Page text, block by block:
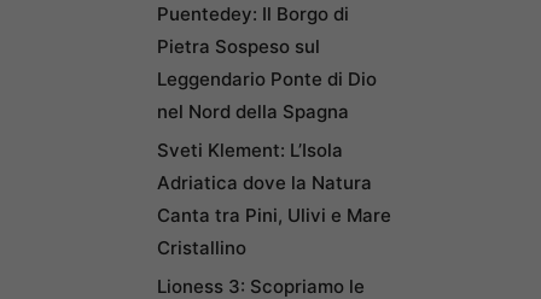
Puentedey: Il Borgo di
Pietra Sospeso sul
Leggendario Ponte di Dio
nel Nord della Spagna
Sveti Klement: L’Isola
Adriatica dove la Natura
Canta tra Pini, Ulivi e Mare
Cristallino
Lioness 3: Scopriamo le